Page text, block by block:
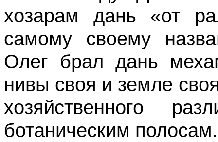
хозарам дань «от
самому своему
Олег брал дань
нивы своя и земле
хозяйственного
ботаническим полосам.